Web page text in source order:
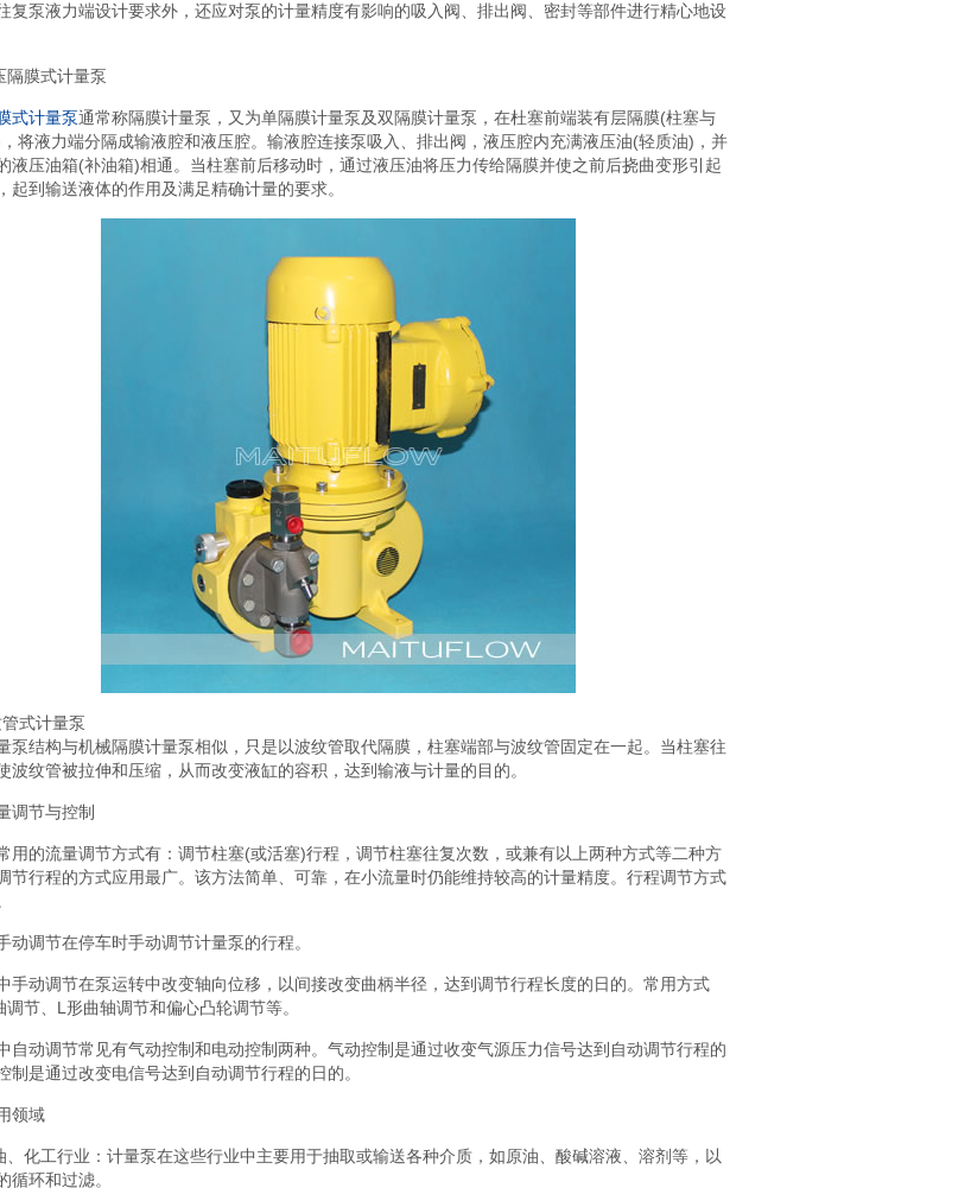
复泵液力端设计要求外，还应对泵的计量精度有影响的吸入阀、排出阀、密封等部件进行精心地设
隔膜式计量泵
式计量泵通常称隔膜计量泵，又为单隔膜计量泵及双隔膜计量泵，在杜塞前端装有层隔膜(柱塞与
将液力端分隔成输液腔和液压腔。输液腔连接泵吸入、排出阀，液压腔内充满液压油(轻质油)，并
液压油箱(补油箱)相通。当柱塞前后移动时，通过液压油将压力传给隔膜并使之前后挠曲变形引起
起到输送液体的作用及满足精确计量的要求。
式计量泵
泵结构与机械隔膜计量泵相似，只是以波纹管取代隔膜，柱塞端部与波纹管固定在一起。当柱塞往
波纹管被拉伸和压缩，从而改变液缸的容积，达到输液与计量的目的。
调节与控制
用的流量调节方式有：调节柱塞(或活塞)行程，调节柱塞往复次数，或兼有以上两种方式等二种方
节行程的方式应用最广。该方法简单、可靠，在小流量时仍能维持较高的计量精度。行程调节方式
动调节在停车时手动调节计量泵的行程。
手动调节在泵运转中改变轴向位移，以间接改变曲柄半径，达到调节行程长度的日的。常用方式
调节、L形曲轴调节和偏心凸轮调节等。
自动调节常见有气动控制和电动控制两种。气动控制是通过收变气源压力信号达到自动调节行程的
制是通过改变电信号达到自动调节行程的日的。
领域
、化工行业：计量泵在这些行业中主要用于抽取或输送各种介质，如原油、酸碱溶液、溶剂等，以
循环和过滤。